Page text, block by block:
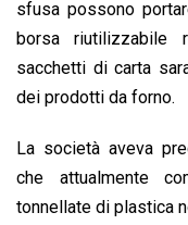
sfusa possono
borsa riutilizzabile
sacchetti di carta
dei prodotti da forno.
La società aveva
che attualmente
tonnellate di plastica